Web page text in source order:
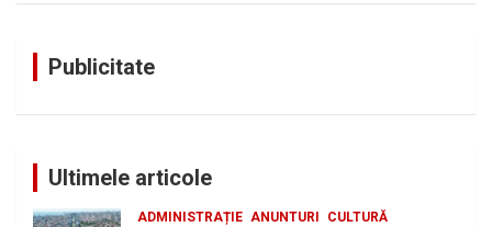
Publicitate
Ultimele articole
ADMINISTRAȚIE ANUNTURI CULTURĂ